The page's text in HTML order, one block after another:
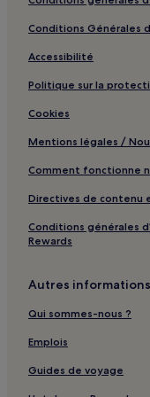
Brela : Maison
Brela : hôtels Hôtels
Brela : hôtels Hôtels
Brela : hôtels
Selca : hôtels Hôtels
Vieille ville de
Vieille ville de
Batinići : hôtels
Conditions Générales
Accessibilité
Politique sur la
Cookies
Mentions légales /
Comment fonctionne
Directives de contenu
Conditions générales
Rewards
Autres informations
Qui sommes-nous ?
Emplois
Guides de voyage